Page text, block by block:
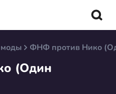
ФНФ против Нико
(Один